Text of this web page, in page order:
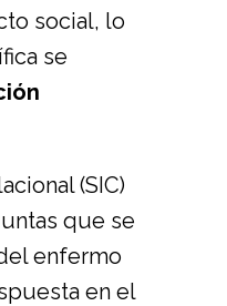
social, lo
se
(SIC)
que se
enfermo
en el